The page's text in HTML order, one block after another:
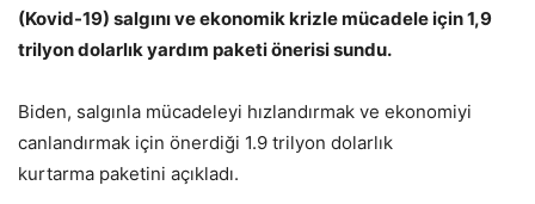
(Kovid-19) salgını ve ekonomik krizle mücadele için 1,9
trilyon dolarlık yardım paketi önerisi sundu.
Biden, salgınla mücadeleyi hızlandırmak ve ekonomiyi
canlandırmak için önerdiği 1.9 trilyon dolarlık
kurtarma paketini açıkladı.